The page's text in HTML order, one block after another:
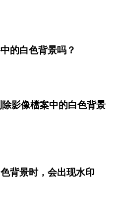
的白色背景吗？
影像檔案中的白色背景
背景时，会出现水印